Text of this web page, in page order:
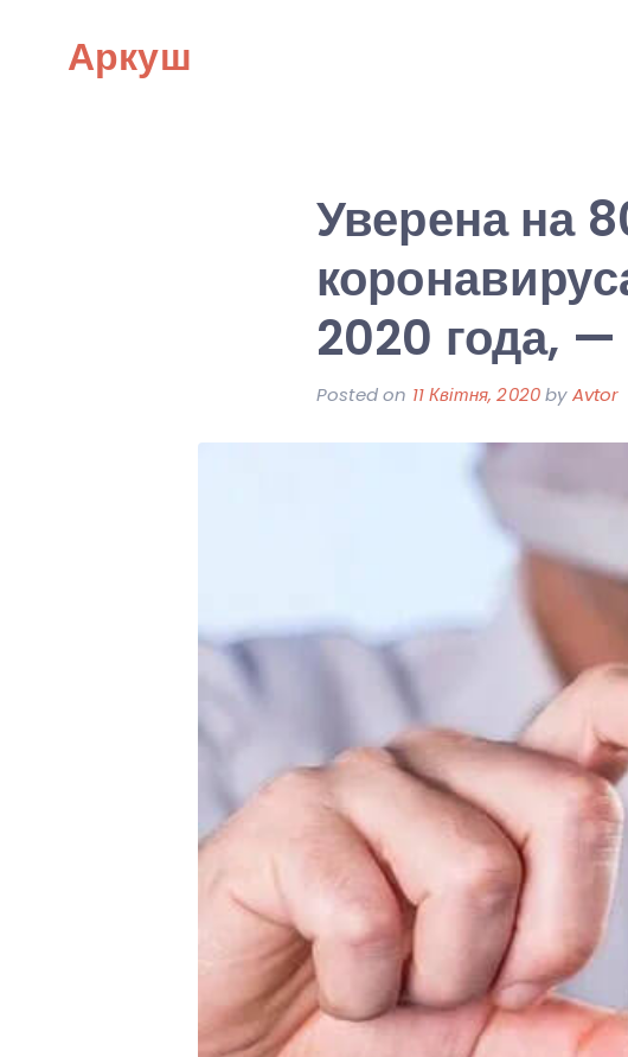
Аркуш
Уверена на
2020 года,
Posted on 11 Квітня, 2020byAvtor